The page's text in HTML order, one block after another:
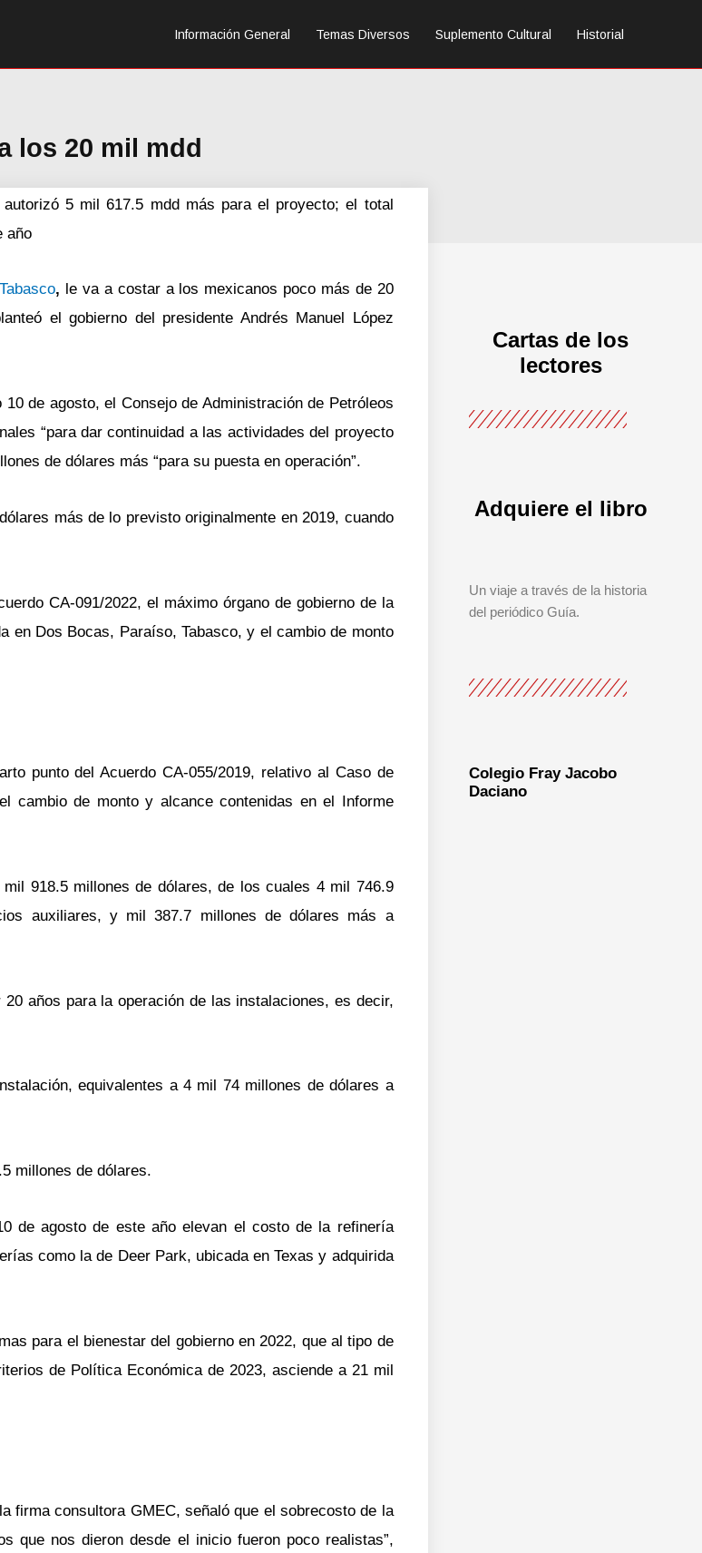
Información General Temas Diversos Suplemento Cultural Historial
los 20 mil mdd
5 mil 617.5 mdd más para el proyecto; el total
año
, le va a costar a los mexicanos poco más de 20
el gobierno del presidente Andrés Manuel López
10 de agosto, el Consejo de Administración de Petróleos
“para dar continuidad a las actividades del proyecto
de dólares más “para su puesta en operación”.
más de lo previsto originalmente en 2019, cuando
CA-091/2022, el máximo órgano de gobierno de la
en Dos Bocas, Paraíso, Tabasco, y el cambio de monto
punto del Acuerdo CA-055/2019, relativo al Caso de
cambio de monto y alcance contenidas en el Informe
918.5 millones de dólares, de los cuales 4 mil 746.9
auxiliares, y mil 387.7 millones de dólares más a
años para la operación de las instalaciones, es decir,
equivalentes a 4 mil 74 millones de dólares a
millones de dólares.
de agosto de este año elevan el costo de la refinería
como la de Deer Park, ubicada en Texas y adquirida
para el bienestar del gobierno en 2022, que al tipo de
de Política Económica de 2023, asciende a 21 mil
firma consultora GMEC, señaló que el sobrecosto de la
que nos dieron desde el inicio fueron poco realistas”,
Cartas de los
lectores
Adquiere el libro
Un viaje a través de la historia
del periódico Guía.
Colegio Fray Jacobo
Daciano